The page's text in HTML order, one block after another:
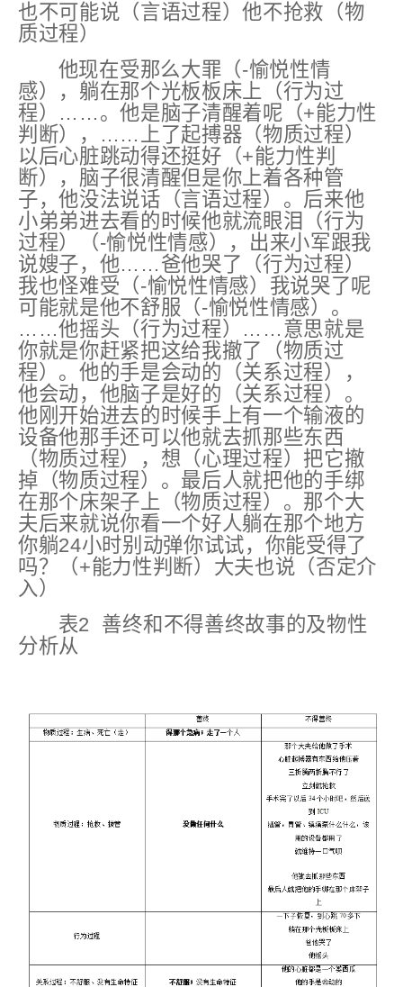
也不可能说（言语过程）他不抢救（物
质过程）
他现在受那么大罪 （-愉悦性情
感）
，躺在那个光板板床上（行为过
程）……。他是脑子清醒着呢 （+能力性
判断），……上了起搏器（物质过程）
以后心脏跳动得还挺好 （+能力性判
断）
，脑子很清醒但是你上着各种管
子，他没法说话（言语过程）。后来他
小弟弟进去看的时候他就流眼泪
（行为
过程）
（-愉悦性情感）
，出来小军跟我
说嫂子，他……爸他哭了（行为过程）
我也怪难受 （-愉悦性情感） 我说哭了呢
可能就是他不舒服 （-愉悦性情感） 。
……他摇头（行为过程）……意思就是
你就是你赶紧把这给我撤了（物质过
程）。他的手是会动的（关系过程），
他会动，他脑子是好的（关系过程）。
他刚开始进去的时候手上有一个输液的
设备他那手还可以他就去抓那些东西
（物质过程），想（心理过程）把它撤
掉（物质过程）。最后人就把他的手绑
在那个床架子上（物质过程）。那个大
夫后来就说你看一个好人躺在那个地方
你躺24小时别动弹你试试，你能受得了
吗？
（+能力性判断） 大夫也说 （否定介
入）
表2 善终和不得善终故事的及物性
分析从